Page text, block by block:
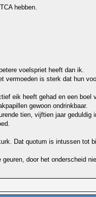
hebben.
voelspriet heeft dan ik.
is sterk dat hun
eik heeft gehad en een boel
gewoon ondrinkbaar.
tien, vijftien jaar geduldig
Dat quotum is intussen tot
door het onderscheid